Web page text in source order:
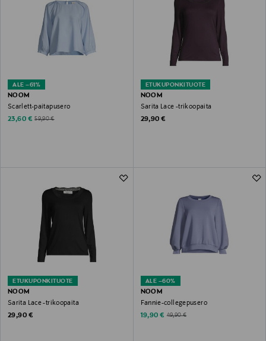
ALE –61%
NOOM
Scarlett-paitapusero
Discounted Price
23,60 € Original Price
59,90 €
ETUKUPONKITUOTE
NOOM
Sarita Lace -trikoopaita
Original Price
29,90 €
ETUKUPONKITUOTE
NOOM
Sarita Lace -trikoopaita
Original Price
29,90 €
ALE –60%
NOOM
Fannie-collegepusero
Discounted Price
19,90 € Original Price
49,90 €